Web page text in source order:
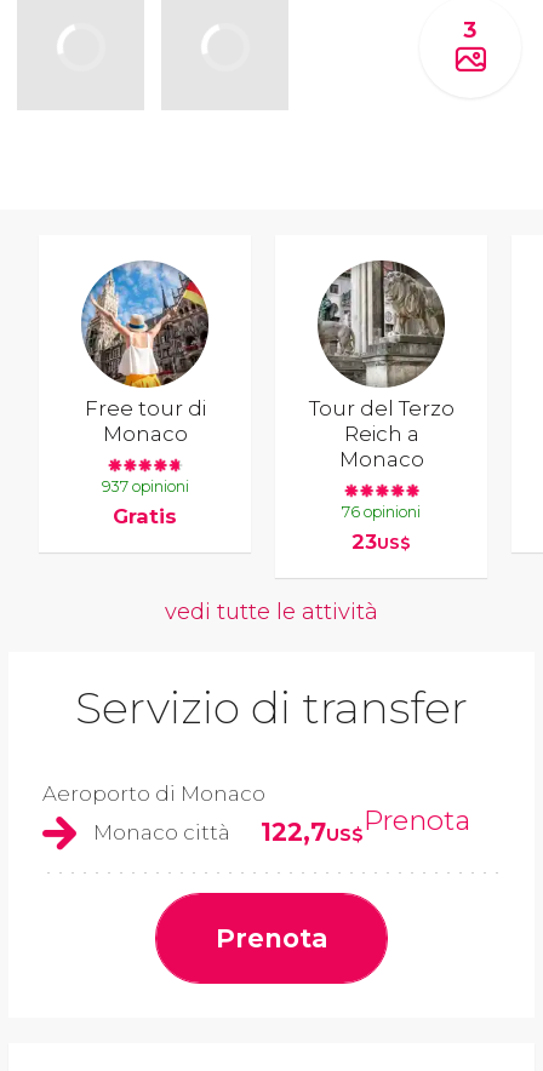
3
Free tour di
Monaco
937 opinioni
Gratis
Tour del Terzo
Reich a
Monaco
76 opinioni
23US$
vedi tutte le attività
Servizio di transfer
Aeroporto di Monaco
Monaco città
122,7US$Prenota
Prenota